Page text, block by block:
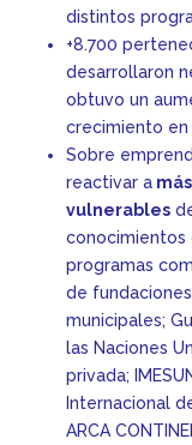
distintos
+8.700
desarrollaron
obtuvo un
crecimiento en
Sobre
reactivar a
vulnerables
conocimientos
programas
de
municipales;
las Naciones
privada;
Internacional
ARCA